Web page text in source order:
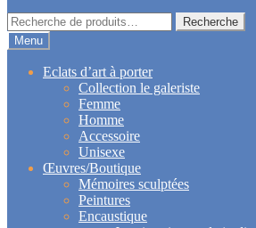
Recherche
pour :
Recherche
Menu
Eclats d’art à porter
Collection le galeriste
Femme
Homme
Accessoire
Unisexe
Œuvres/Boutique
Mémoires sculptées
Peintures
Encaustique